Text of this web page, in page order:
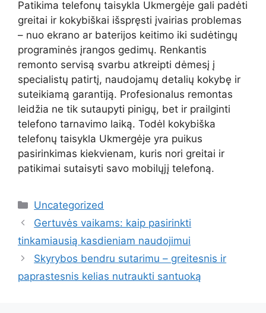
Patikima telefonų taisykla Ukmergėje gali padėti
greitai ir kokybiškai išspręsti įvairias problemas
– nuo ekrano ar baterijos keitimo iki sudėtingų
programinės įrangos gedimų. Renkantis
remonto servisą svarbu atkreipti dėmesį į
specialistų patirtį, naudojamų detalių kokybę ir
suteikiamą garantiją. Profesionalus remontas
leidžia ne tik sutaupyti pinigų, bet ir prailginti
telefono tarnavimo laiką. Todėl kokybiška
telefonų taisykla Ukmergėje yra puikus
pasirinkimas kiekvienam, kuris nori greitai ir
patikimai sutaisyti savo mobilųjį telefoną.
Kategorijos
Uncategorized
Gertuvės vaikams: kaip pasirinkti
tinkamiausią kasdieniam naudojimui
Skyrybos bendru sutarimu – greitesnis ir
paprastesnis kelias nutraukti santuoką